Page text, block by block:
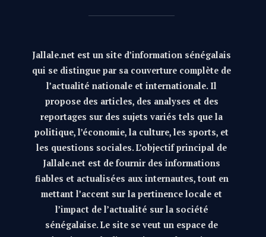
Jallale.net est un site d’information sénégalais
qui se distingue par sa couverture complète de
l’actualité nationale et internationale. Il
propose des articles, des analyses et des
reportages sur des sujets variés tels que la
politique, l’économie, la culture, les sports, et
les questions sociales. L’objectif principal de
Jallale.net est de fournir des informations
fiables et actualisées aux internautes, tout en
mettant l’accent sur la pertinence locale et
l’impact de l’actualité sur la société
sénégalaise. Le site se veut un espace de